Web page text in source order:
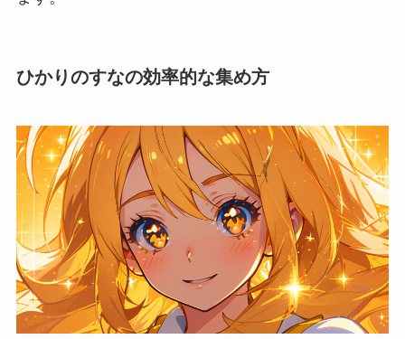
ひかりのすなの効率的な集め方